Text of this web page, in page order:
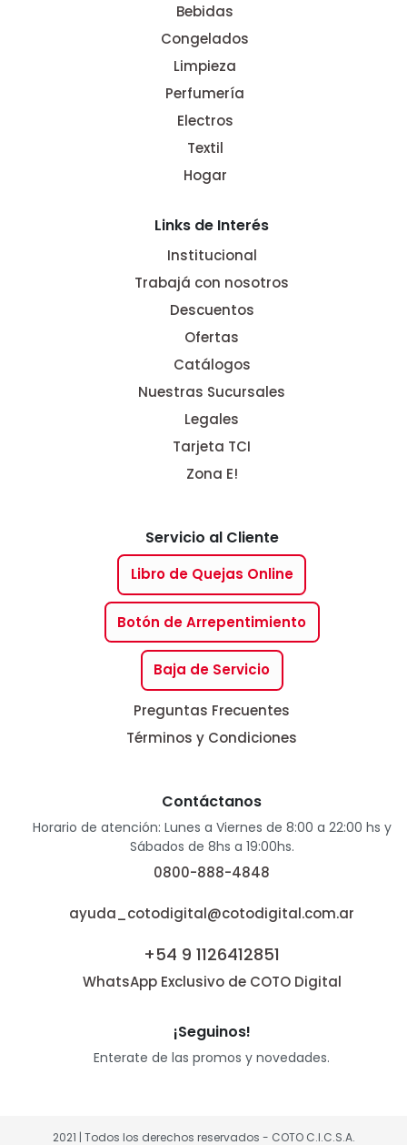
Bebidas
Congelados
Limpieza
Perfumería
Electros
Textil
Hogar
Links de Interés
Institucional
Trabajá con nosotros
Descuentos
Ofertas
Catálogos
Nuestras Sucursales
Legales
Tarjeta TCI
Zona E!
Servicio al Cliente
Libro de Quejas Online
Botón de Arrepentimiento
Baja de Servicio
Preguntas Frecuentes
Términos y Condiciones
Contáctanos
Horario de atención: Lunes a Viernes de 8:00 a 22:00 hs y
Sábados de 8hs a 19:00hs.
0800-888-4848
ayuda_cotodigital@cotodigital.com.ar
+54 9 1126412851
WhatsApp Exclusivo de COTO Digital
¡Seguinos!
Enterate de las promos y novedades.
2021 | Todos los derechos reservados - COTO C.I.C.S.A.